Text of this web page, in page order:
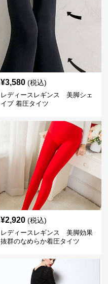
¥3,580 (税込)
レディースレギンス 美脚シェ
イプ 着圧タイツ
¥2,920 (税込)
レディースレギンス 美脚効果
抜群のなめらか着圧タイツ